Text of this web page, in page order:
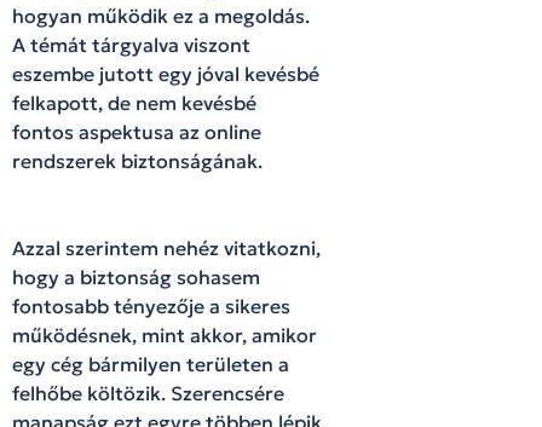
hogyan működik ez a megoldás.
A témát tárgyalva viszont
eszembe jutott egy jóval kevésbé
felkapott, de nem kevésbé
fontos aspektusa az online
rendszerek biztonságának.
Azzal szerintem nehéz vitatkozni,
hogy a biztonság sohasem
fontosabb tényezője a sikeres
működésnek, mint akkor, amikor
egy cég bármilyen területen a
felhőbe költözik. Szerencsére
manapság ezt egyre többen lépik